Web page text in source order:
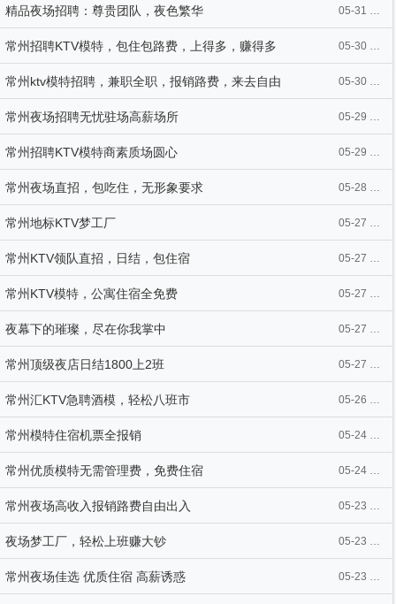
精品夜场招聘：尊贵团队，夜色繁华 05-31 13:26
常州招聘KTV模特，包住包路费，上得多，赚得多 05-30 10:03
常州ktv模特招聘，兼职全职，报销路费，来去自由 05-30 10:03
常州夜场招聘无忧驻场高薪场所 05-29 09:55
常州招聘KTV模特商素质场圆心 05-29 09:55
常州夜场直招，包吃住，无形象要求 05-28 09:23
常州地标KTV梦工厂 05-27 14:08
常州KTV领队直招，日结，包住宿 05-27 14:06
常州KTV模特，公寓住宿全免费 05-27 14:05
夜幕下的璀璨，尽在你我掌中 05-27 14:01
常州顶级夜店日结1800上2班 05-27 13:57
常州汇KTV急聘酒模，轻松八班市 05-26 21:31
常州模特住宿机票全报销 05-24 15:53
常州优质模特无需管理费，免费住宿 05-24 15:53
常州夜场高收入报销路费自由出入 05-23 08:58
夜场梦工厂，轻松上班赚大钞 05-23 08:58
常州夜场佳选 优质住宿 高薪诱惑 05-23 08:57